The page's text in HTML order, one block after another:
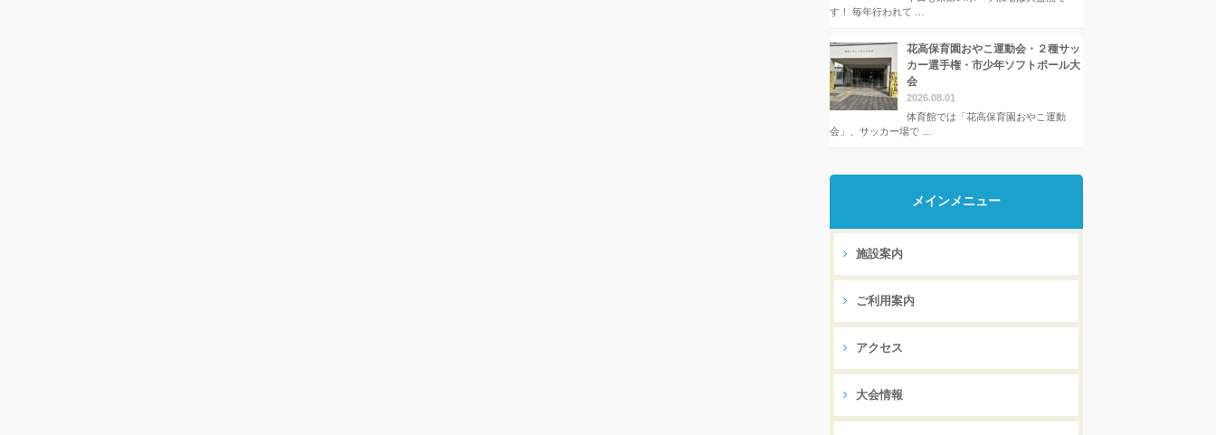
す！ 毎年行われて …
花高保育園おやこ運動会・２種サッ
カー選手権・市少年ソフトボール大
会
2026.08.01
体育館では「花高保育園おやこ運動
会」、サッカー場で …
メインメニュー
施設案内
ご利用案内
アクセス
大会情報